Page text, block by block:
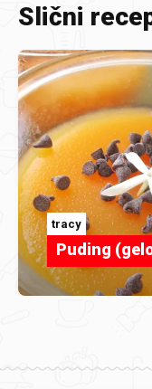
Slični
tracy
Puding